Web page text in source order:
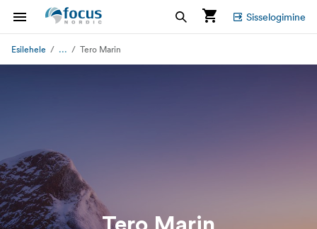
Sisselogimine
Esilehele ... Tero Marin